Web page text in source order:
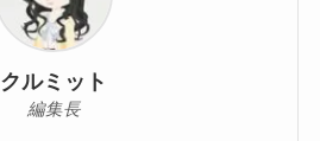
クルミット
編集長